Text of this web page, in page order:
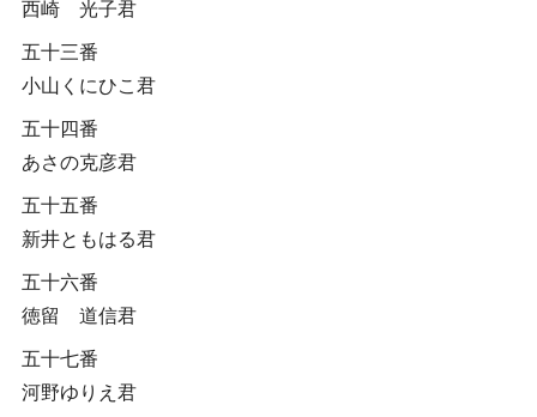
西崎 光子君
五十三番
小山くにひこ君
五十四番
あさの克彦君
五十五番
新井ともはる君
五十六番
徳留 道信君
五十七番
河野ゆりえ君